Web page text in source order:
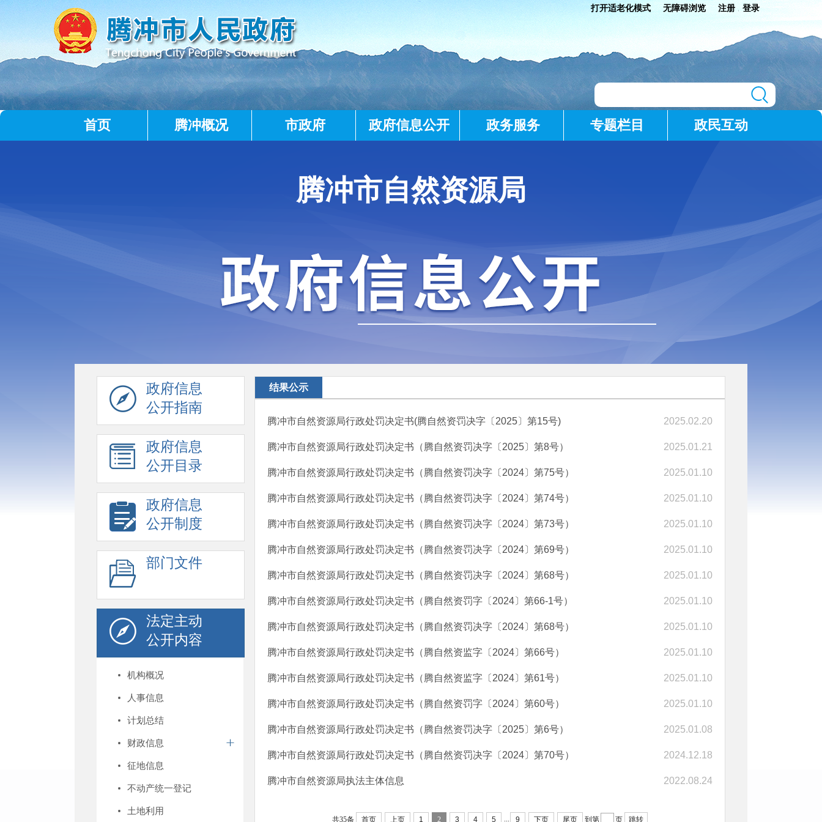
打开适老化模式 无障碍浏览 注册 登录
首页 腾冲概况 市政府 政府信息公开 政务服务 专题栏目 政民互动
腾冲市自然资源局
政府信息
公开指南
政府信息
公开目录
政府信息
公开制度
部门文件
法定主动
公开内容
机构概况
人事信息
计划总结
财政信息
征地信息
不动产统一登记
土地利用
结果公示
腾冲市自然资源局行政处罚决定书(腾自然资罚决字〔2025〕第15号) 2025.02.20
腾冲市自然资源局行政处罚决定书（腾自然资罚决字〔2025〕第8号） 2025.01.21
腾冲市自然资源局行政处罚决定书（腾自然资罚决字〔2024〕第75号） 2025.01.10
腾冲市自然资源局行政处罚决定书（腾自然资罚决字〔2024〕第74号） 2025.01.10
腾冲市自然资源局行政处罚决定书（腾自然资罚决字〔2024〕第73号） 2025.01.10
腾冲市自然资源局行政处罚决定书（腾自然资罚决字〔2024〕第69号） 2025.01.10
腾冲市自然资源局行政处罚决定书（腾自然资罚决字〔2024〕第68号） 2025.01.10
腾冲市自然资源局行政处罚决定书（腾自然资罚字〔2024〕第66-1号） 2025.01.10
腾冲市自然资源局行政处罚决定书（腾自然资罚决字〔2024〕第68号） 2025.01.10
腾冲市自然资源局行政处罚决定书（腾自然资监字〔2024〕第66号） 2025.01.10
腾冲市自然资源局行政处罚决定书（腾自然资监字〔2024〕第61号） 2025.01.10
腾冲市自然资源局行政处罚决定书（腾自然资罚字〔2024〕第60号） 2025.01.10
腾冲市自然资源局行政处罚决定书（腾自然资罚决字〔2025〕第6号） 2025.01.08
腾冲市自然资源局行政处罚决定书（腾自然资罚决字〔2024〕第70号） 2024.12.18
腾冲市自然资源局执法主体信息 2022.08.24
共35条 首页 上页 1 2 3 4 5 9 下页 尾页 到第 页 跳转